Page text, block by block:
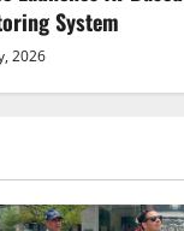
System
2026